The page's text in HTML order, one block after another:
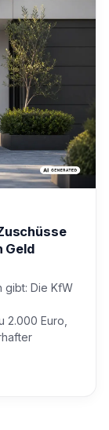
Geld
gibt: Die KfW
2.000 Euro,